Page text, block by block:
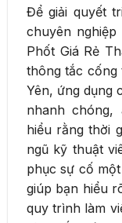
Để giải quyết
chuyên
Phốt Giá Rẻ
thông tắc cống
Yên, ứng dụng
nhanh chóng,
hiểu rằng thời
ngũ kỹ thuật
phục sự cố
giúp bạn hiểu
quy trình làm